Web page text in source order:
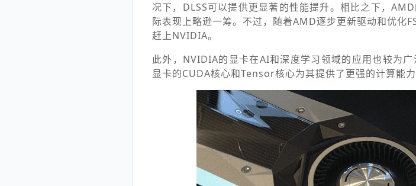
况下，DLSS可以提供更显著的性能提升。相比之下，
际表现上略逊一筹。不过，随着AMD逐步更新驱动和优化
赶上NVIDIA。
此外，NVIDIA的显卡在AI和深度学习领域的应用也较为
显卡的CUDA核心和Tensor核心为其提供了更强的计算能